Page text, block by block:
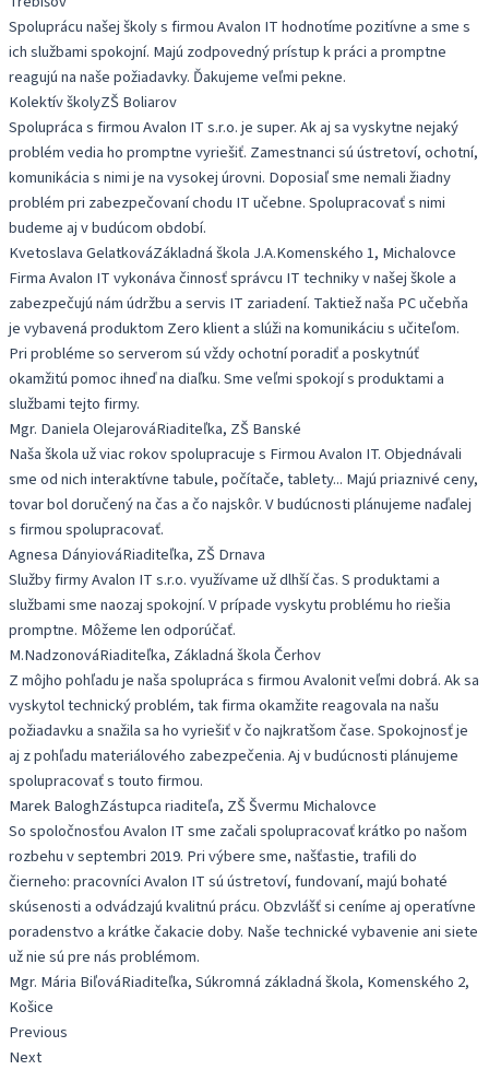
Spoluprácu našej školy s firmou Avalon IT hodnotíme pozitívne a sme s
ich službami spokojní. Majú zodpovedný prístup k práci a promptne
reagujú na naše požiadavky. Ďakujeme veľmi pekne.
Kolektív školyZŠ Boliarov
Spolupráca s firmou Avalon IT s.r.o. je super. Ak aj sa vyskytne nejaký
problém vedia ho promptne vyriešiť. Zamestnanci sú ústretoví, ochotní,
komunikácia s nimi je na vysokej úrovni. Doposiaľ sme nemali žiadny
problém pri zabezpečovaní chodu IT učebne. Spolupracovať s nimi
budeme aj v budúcom období.
Kvetoslava GelatkováZákladná škola J.A.Komenského 1, Michalovce
Firma Avalon IT vykonáva činnosť správcu IT techniky v našej škole a
zabezpečujú nám údržbu a servis IT zariadení. Taktiež naša PC učebňa
je vybavená produktom Zero klient a slúži na komunikáciu s učiteľom.
Pri probléme so serverom sú vždy ochotní poradiť a poskytnúť
okamžitú pomoc ihneď na diaľku. Sme veľmi spokojí s produktami a
službami tejto firmy.
Mgr. Daniela OlejarováRiaditeľka, ZŠ Banské
Naša škola už viac rokov spolupracuje s Firmou Avalon IT. Objednávali
sme od nich interaktívne tabule, počítače, tablety... Majú priaznivé ceny,
tovar bol doručený na čas a čo najskôr. V budúcnosti plánujeme naďalej
s firmou spolupracovať.
Agnesa DányiováRiaditeľka, ZŠ Drnava
Služby firmy Avalon IT s.r.o. využívame už dlhší čas. S produktami a
službami sme naozaj spokojní. V prípade vyskytu problému ho riešia
promptne. Môžeme len odporúčať.
M.NadzonováRiaditeľka, Základná škola Čerhov
Z môjho pohľadu je naša spolupráca s firmou Avalonit veľmi dobrá. Ak sa
vyskytol technický problém, tak firma okamžite reagovala na našu
požiadavku a snažila sa ho vyriešiť v čo najkratšom čase. Spokojnosť je
aj z pohľadu materiálového zabezpečenia. Aj v budúcnosti plánujeme
spolupracovať s touto firmou.
Marek BaloghZástupca riaditeľa, ZŠ Švermu Michalovce
So spoločnosťou Avalon IT sme začali spolupracovať krátko po našom
rozbehu v septembri 2019. Pri výbere sme, našťastie, trafili do
čierneho: pracovníci Avalon IT sú ústretoví, fundovaní, majú bohaté
skúsenosti a odvádzajú kvalitnú prácu. Obzvlášť si ceníme aj operatívne
poradenstvo a krátke čakacie doby. Naše technické vybavenie ani siete
už nie sú pre nás problémom.
Mgr. Mária BiľováRiaditeľka, Súkromná základná škola, Komenského 2,
Košice
Previous
Next